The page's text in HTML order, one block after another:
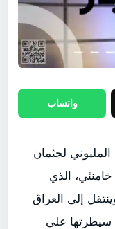
واتساب
لجثمان
الذي
إلى العراق
سيطرتها على